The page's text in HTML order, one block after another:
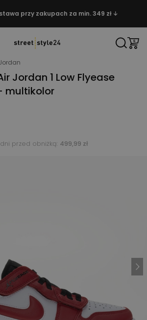
przy zakupach za min. 349 zł ↓
Jordan 1 Low Flyease
multikolor
przed obniżką: 499,99 zł